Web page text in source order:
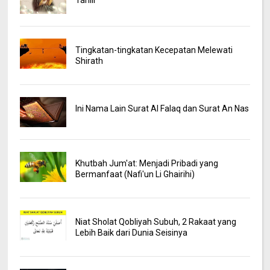
Tingkatan-tingkatan Kecepatan Melewati
Shirath
Ini Nama Lain Surat Al Falaq dan Surat An Nas
Khutbah Jum'at: Menjadi Pribadi yang
Bermanfaat (Nafi'un Li Ghairihi)
Niat Sholat Qobliyah Subuh, 2 Rakaat yang
Lebih Baik dari Dunia Seisinya